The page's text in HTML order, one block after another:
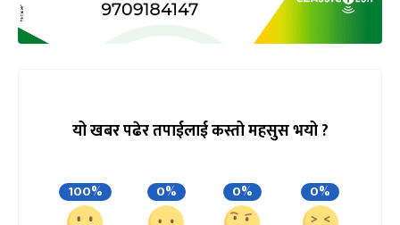
यो खबर पढेर तपाईलाई कस्तो महसुस भयो ?
100% 0% 0% 0%